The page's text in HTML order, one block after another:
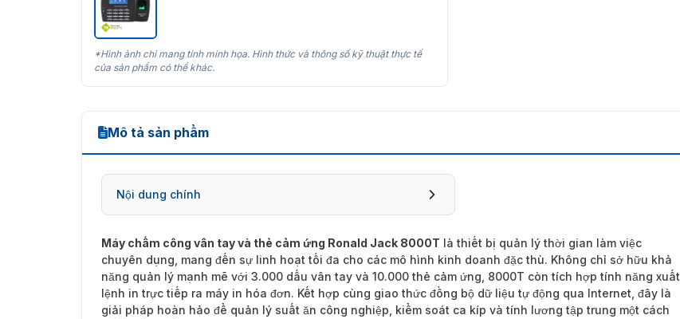
*Hình ảnh chỉ mang tính minh họa. Hình thức và thông số kỹ thuật thực tế
của sản phẩm có thể khác.
Mô tả sản phẩm
Nội dung chính
Máy chấm công vân tay và thẻ cảm ứng Ronald Jack 8000T là thiết bị quản lý thời gian làm việc
chuyên dụng, mang đến sự linh hoạt tối đa cho các mô hình kinh doanh đặc thù. Không chỉ sở hữu khả
năng quản lý mạnh mẽ với 3.000 dấu vân tay và 10.000 thẻ cảm ứng, 8000T còn tích hợp tính năng xuất
lệnh in trực tiếp ra máy in hóa đơn. Kết hợp cùng giao thức đồng bộ dữ liệu tự động qua Internet, đây là
giải pháp hoàn hảo để quản lý suất ăn công nghiệp, kiểm soát ca kíp và tính lương tập trung một cách